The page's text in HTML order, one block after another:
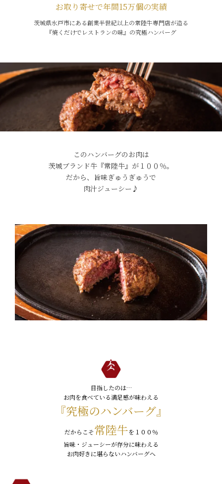
お取り寄せで年間15万個の実績
茨城県水戸市にある創業半世紀以上の常陸牛専門店が造る
『焼くだけでレストランの味』の究極ハンバーグ
このハンバーグのお肉は
茨城ブランド牛『常陸牛』が１００％。
だから、旨味ぎゅうぎゅうで
肉汁ジューシー♪
目指したのは…
お肉を食べている満足感が味わえる
『究極のハンバーグ』
だからこそ常陸牛を１００％
旨味・ジューシーが存分に味わえる
お肉好きに堪らないハンバーグへ